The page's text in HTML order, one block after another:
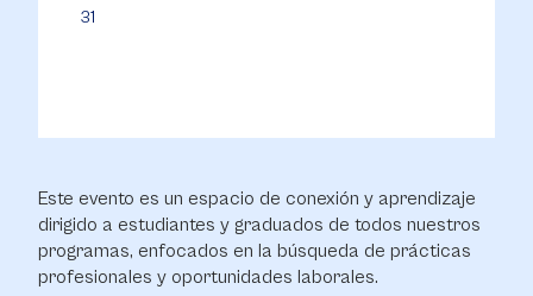
Este evento es un espacio de conexión y aprendizaje
dirigido a estudiantes y graduados de todos nuestros
programas, enfocados en la búsqueda de prácticas
profesionales y oportunidades laborales.
31